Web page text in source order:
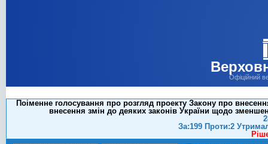
Офіційний
Поіменне голосування про розгляд проекту Закону про
внесення змін до деяких законів України щодо
За:199 Проти:2